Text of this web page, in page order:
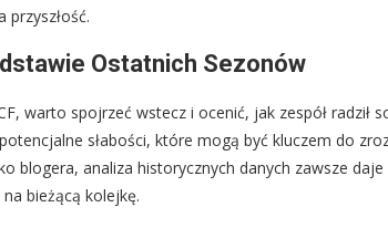
przyszłość.
Ostatnich Sezonów
warto spojrzeć wstecz i ocenić, jak zespół radził
słabości, które mogą być kluczem do
blogera, analiza historycznych danych zawsze daje
bieżącą kolejkę.